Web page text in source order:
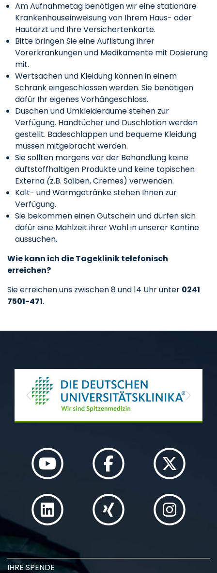
Am Aufnahmetag benötigen wir eine stationäre
Krankenhauseinweisung von Ihrem Haus- oder
Hautarzt und Ihre Versichertenkarte.
Bitte bringen Sie eine Auflistung Ihrer
Vorerkrankungen und Medikamente mit Dosierung
mit.
Wertsachen und Kleidung können in einem
Schrank eingeschlossen werden. Sie benötigen
dafür Ihr eigenes Vorhängeschloss.
Duschen und Umkleideräume stehen zur
Verfügung. Handtücher und Duschlotion werden
gestellt. Badeschlappen und bequeme Kleidung
müssen mitgebracht werden.
Sie sollten morgens vor der Behandlung keine
duftstoffhaltigen Produkte und keine topischen
Externa (z.B. Salben, Cremes) verwenden.
Kalt- und Warmgetränke stehen Ihnen zur
Verfügung.
Sie bekommen einen Gutschein und dürfen sich
dafür eine Mahlzeit ihrer Wahl in unserer Kantine
aussuchen.
Wie kann ich die Tageklinik telefonisch
erreichen?
Sie erreichen uns zwischen 8 und 14 Uhr unter 0241
7501-471.
Previous Next
IHRE SPENDE